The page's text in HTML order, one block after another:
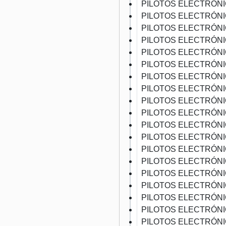
PILOTOS
PILOTOS
PILOTOS
PILOTOS
PILOTOS
PILOTOS
PILOTOS
PILOTOS
PILOTOS
PILOTOS
PILOTOS
PILOTOS
PILOTOS
PILOTOS
PILOTOS
PILOTOS
PILOTOS
PILOTOS
PILOTOS